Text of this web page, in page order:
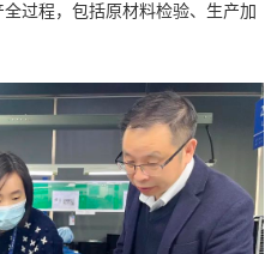
过程，包括原材料检验、生产加